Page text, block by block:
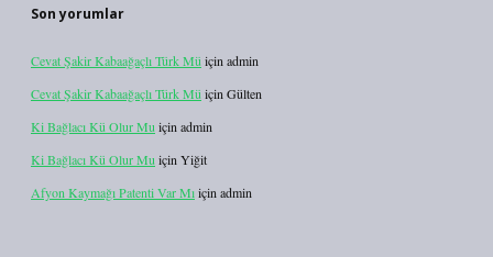
Son yorumlar
Cevat Şakir Kabaağaçlı Türk Mü için admin
Cevat Şakir Kabaağaçlı Türk Mü için Gülten
Ki Bağlacı Kü Olur Mu için admin
Ki Bağlacı Kü Olur Mu için Yiğit
Afyon Kaymağı Patenti Var Mıiçin admin